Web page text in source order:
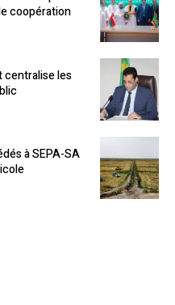
coopération
centralise les
à SEPA-SA